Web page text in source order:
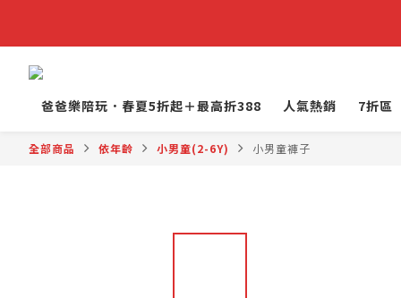
爸爸樂陪玩．春夏5折起＋最高折388
人氣熱銷 7折區
全部商品 依年齡 小男童(2-6Y) 小男童褲子